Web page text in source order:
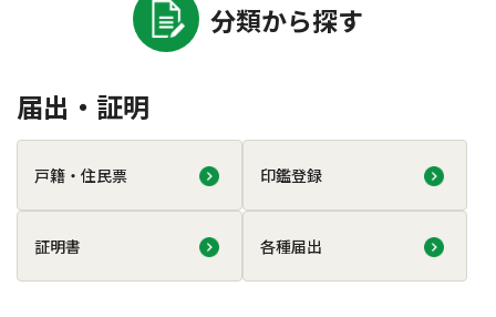
分類から探す
届出・証明
戸籍・住民票 印鑑登録
証明書 各種届出